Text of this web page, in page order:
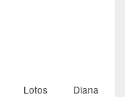
Lotos
Diana